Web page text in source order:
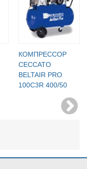
КОМПРЕССОР
CECCATO
BELTAIR PRO
100C3R 400/50